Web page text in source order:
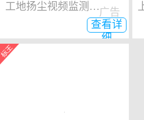
工地扬尘视频监测系统
查看详
细
广告